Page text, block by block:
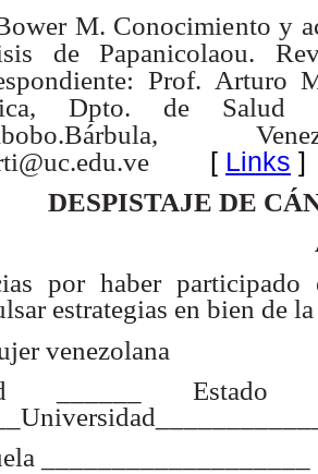
M. Conocimiento y
de Papanicolaou.
Prof. Arturo
Dpto. de Salud
[ Links ]
DESPISTAJE DE
por haber participado
estrategias en bien de
venezolana
______
___________________